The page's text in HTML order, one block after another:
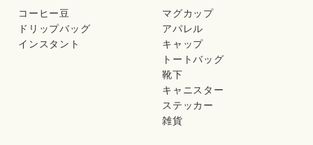
コーヒー豆
ドリップバッグ
インスタント
マグカップ
アパレル
キャップ
トートバッグ
靴下
キャニスター
ステッカー
雑貨